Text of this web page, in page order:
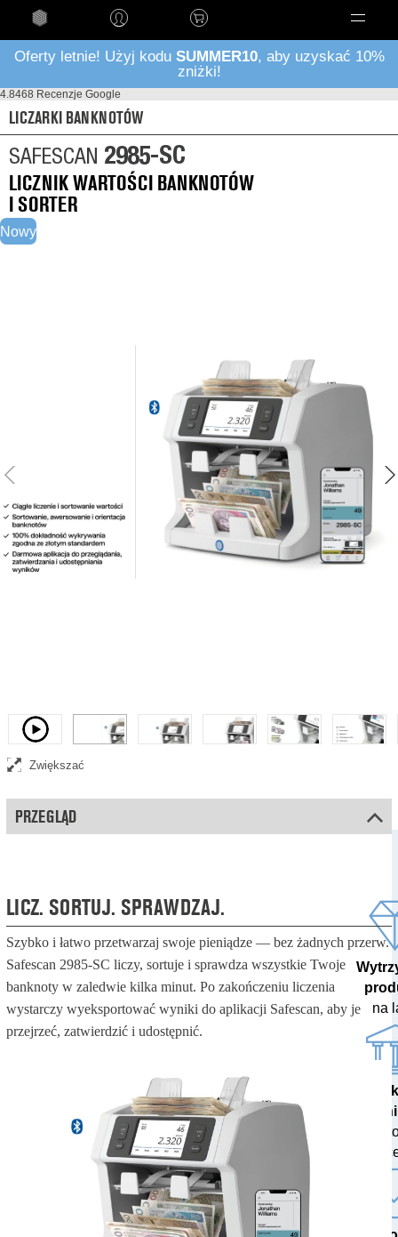
Oferty letnie! Użyj kodu SUMMER10, aby uzyskać 10%
zniżki!
4.8468 Recenzje Google
LICZARKI BANKNOTÓW
SAFESCAN 2985-SC
LICZNIK WARTOŚCI BANKNOTÓW
I SORTER
Nowy
Liczarka banknotów Safescan 2985-SC z funkcją sortowania Sortuje i
liczy banknoty mieszane
Zwiększać
PRZEGLĄD
LICZ. SORTUJ. SPRAWDZAJ.
Szybko i łatwo przetwarzaj swoje pieniądze — bez żadnych przerw.
Safescan 2985-SC liczy, sortuje i sprawdza wszystkie Twoje
banknoty w zaledwie kilka minut. Po zakończeniu liczenia
wystarczy wyeksportować wyniki do aplikacji Safescan, aby je
przejrzeć, zatwierdzić i udostępnić.
na
100%
bankach